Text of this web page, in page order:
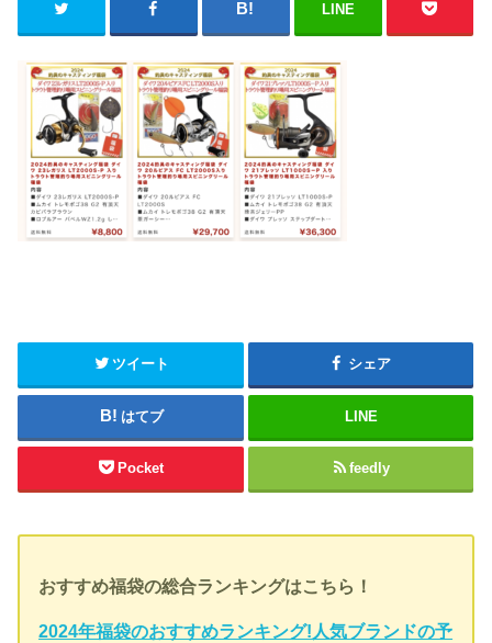
LINE
ツイート シェア
はてブ LINE
Pocket feedly
おすすめ福袋の総合ランキングはこちら！
2024年福袋のおすすめランキング!人気ブランドの予